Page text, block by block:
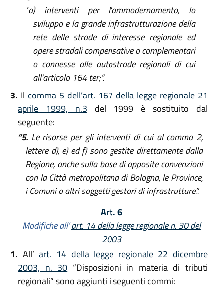
"a)interventi per l'ammodernamento, lo
sviluppo e la grande infrastrutturazione della
rete delle strade di interesse regionale ed
opere stradali compensative o complementari
o connesse alle autostrade regionali di cui
all'articolo 164 ter;”.
3. Il comma 5 dell’art. 167 della legge regionale 21
aprile 1999, n.3 del 1999 è sostituito dal
seguente:
“5.Le risorse per gli interventi di cui al comma 2,
lettere d), e) ed f) sono gestite direttamente dalla
Regione, anche sulla base di apposite convenzioni
con la Città metropolitana di Bologna, le Province,
i Comuni o altri soggetti gestori di infrastrutture.”.
Art. 6
Modifiche all’art. 14 della legge regionale n. 30 del
2003
1. All’art. 14 della legge regionale 22 dicembre
2003, n. 30 “Disposizioni in materia di tributi
regionali” sono aggiunti i seguenti commi: